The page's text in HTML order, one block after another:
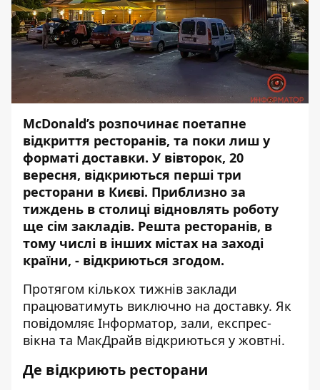
McDonald’s розпочинає поетапне
відкриття ресторанів, та поки лиш у
форматі доставки. У вівторок, 20
вересня, відкриються перші три
ресторани в Києві. Приблизно за
тиждень в столиці відновлять роботу
ще сім закладів. Решта ресторанів, в
тому числі в інших містах на заході
країни, - відкриються згодом.
Протягом кількох тижнів заклади
працюватимуть виключно на доставку. Як
повідомляє Інформатор, зали, експрес-
вікна та МакДрайв відкриються у жовтні.
Де відкриють ресторани